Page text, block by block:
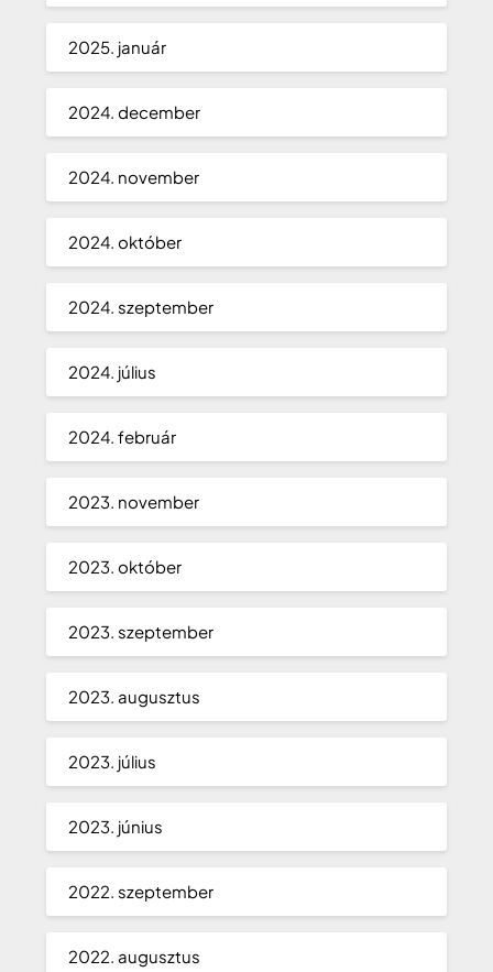
2025. január
2024. december
2024. november
2024. október
2024. szeptember
2024. július
2024. február
2023. november
2023. október
2023. szeptember
2023. augusztus
2023. július
2023. június
2022. szeptember
2022. augusztus